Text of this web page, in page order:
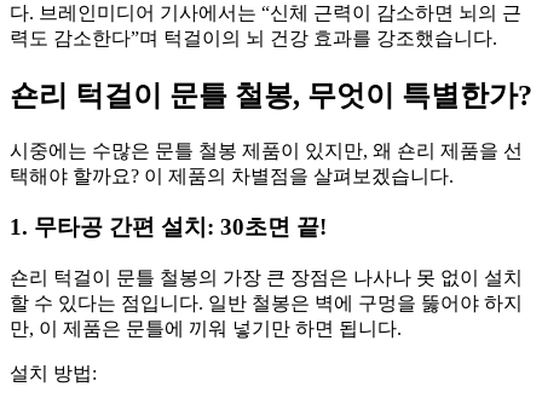
다. 브레인미디어 기사에서는 “신체 근력이 감소하면 뇌의 근
력도 감소한다”며 턱걸이의 뇌 건강 효과를 강조했습니다.
숀리 턱걸이 문틀 철봉, 무엇이 특별한가?
시중에는 수많은 문틀 철봉 제품이 있지만, 왜 숀리 제품을 선
택해야 할까요? 이 제품의 차별점을 살펴보겠습니다.
1. 무타공 간편 설치: 30초면 끝!
숀리 턱걸이 문틀 철봉의 가장 큰 장점은 나사나 못 없이 설치
할 수 있다는 점입니다. 일반 철봉은 벽에 구멍을 뚫어야 하지
만, 이 제품은 문틀에 끼워 넣기만 하면 됩니다.
설치 방법: